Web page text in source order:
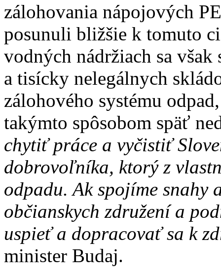
zálohovania nápojových
posunuli bližšie k tomuto
vodných nádržiach sa však
a tisícky nelegálnych
zálohového systému
takýmto spôsobom späť
chytiť práce a vyčistiť
dobrovoľníka, ktorý z
odpadu. Ak spojíme snahy
občianskych združení a
uspieť a dopracovať sa k
minister Budaj.